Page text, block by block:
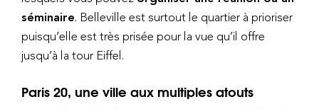
séminaire. Belleville est surtout le quartier à prioriser
puisqu’elle est très prisée pour la vue qu’il offre
jusqu’à la tour Eiffel.
Paris 20, une ville aux multiples atouts